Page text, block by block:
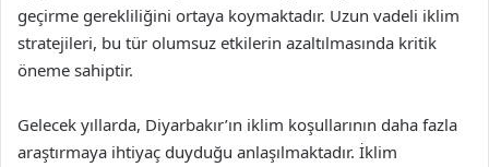
geçirme gerekliliğini ortaya koymaktadır. Uzun vadeli iklim
stratejileri, bu tür olumsuz etkilerin azaltılmasında kritik
öneme sahiptir.
Gelecek yıllarda, Diyarbakır’ın iklim koşullarının daha fazla
araştırmaya ihtiyaç duyduğu anlaşılmaktadır. İklim